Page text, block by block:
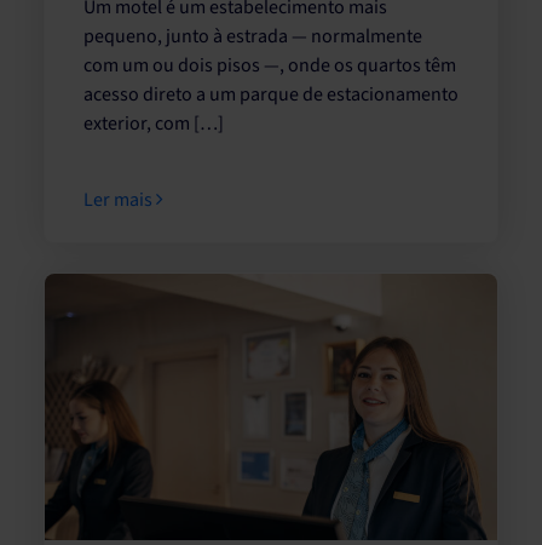
Um motel é um estabelecimento mais
pequeno, junto à estrada — normalmente
com um ou dois pisos —, onde os quartos têm
acesso direto a um parque de estacionamento
exterior, com […]
Ler mais